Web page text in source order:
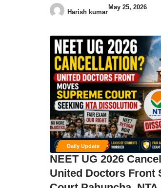
Harish kumar
May 25, 2026
Daily Update
NEET UG 2026
United Doctors Front